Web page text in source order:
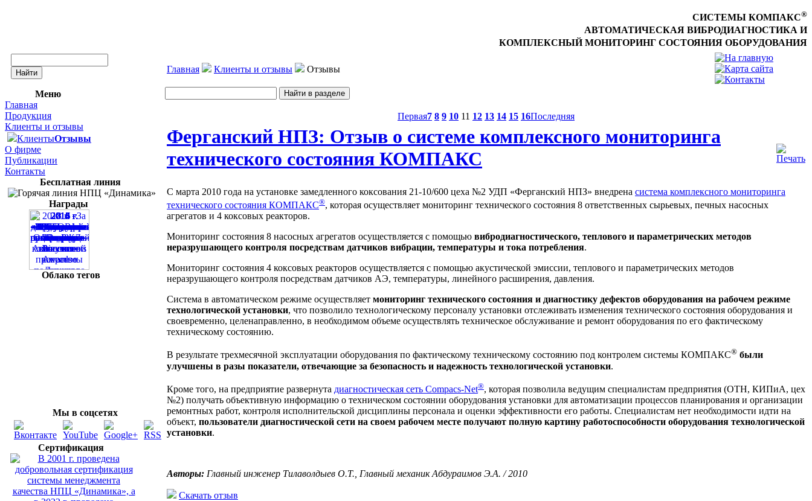
СИСТЕМЫ КОМПАКС®
АВТОМАТИЧЕСКАЯ ВИБРОДИАГНОСТИКА И
КОМПЛЕКСНЫЙ МОНИТОРИНГ СОСТОЯНИЯ ОБОРУДОВАНИЯ
Меню
Главная
Продукция
Клиенты и отзывы
КлиентыОтзывы
О фирме
Публикации
Контакты
Бесплатная линия
Награды
Облако тегов
Мы в соцсетях
Сертификация
Главная Клиенты и отзывы Отзывы
Первая7 8 9 10 11 12 13 14 15 16Последняя
Ферганский НПЗ: Отзыв о системе комплексного мониторинга
технического состояния КОМПАКС
С марта 2010 года на установке замедленного коксования 21-10/600 цеха №2 УДП «Ферганский НПЗ» внедрена система комплексного мониторинга
технического состояния КОМПАКС®, которая осуществляет мониторинг технического состояния 8 ответственных сырьевых, печных насосных
агрегатов и 4 коксовых реакторов.
Мониторинг состояния 8 насосных агрегатов осуществляется с помощью вибродиагностического, теплового и параметрических методов
неразрушающего контроля посредствам датчиков вибрации, температуры и тока потребления.
Мониторинг состояния 4 коксовых реакторов осуществляется с помощью акустической эмиссии, теплового и параметрических методов
неразрушающего контроля посредствам датчиков АЭ, температуры, линейного расширения, давления.
Система в автоматическом режиме осуществляет мониторинг технического состояния и диагностику дефектов оборудования на рабочем режиме
технологической установки, что позволило технологическому персоналу установки отслеживать изменения технического состояния оборудования и
своевременно, целенаправленно, в необходимом объеме осуществлять техническое обслуживание и ремонт оборудования по его фактическому
техническому состоянию.
В результате трехмесячной эксплуатации оборудования по фактическому техническому состоянию под контролем системы КОМПАКС® были
улучшены в разы показатели, отвечающие за безопасность и надежность технологической установки.
Кроме того, на предприятие развернута диагностическая сеть Compacs-Net®, которая позволила ведущим специалистам предприятия (ОТН, КИПиА, цех
№2) получать объективную информацию о техническом состоянии оборудования установки для автоматизации процессов планирования и организации
ремонтных работ, контроля исполнительской дисциплины персонала и оценки эффективности его работы. Специалистам нет необходимости идти на
объект, пользователи диагностической сети на своем рабочем месте получают полную картину работоспособности оборудования технологической
установки.
Авторы: Главный инженер Тилаволдыев О.Т., Главный механик Абдураимов Э.А. / 2010
Скачать отзыв